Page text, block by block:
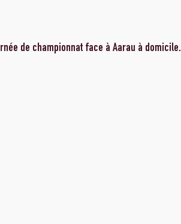
de championnat face à Aarau à domicile.